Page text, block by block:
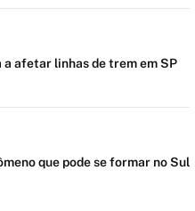
afetar linhas de trem em SP
que pode se formar no Sul